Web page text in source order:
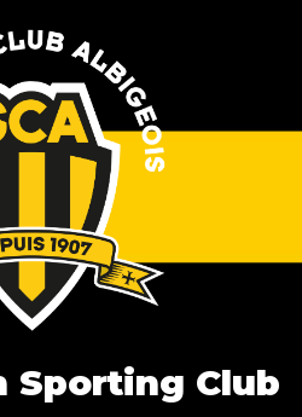
Sporting Club